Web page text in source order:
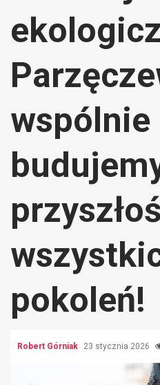
wspólnie
pokoleń!
Robert Górniak 23 stycznia 2026